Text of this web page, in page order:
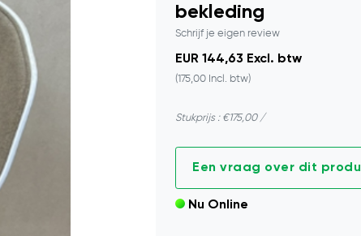
bekleding
Schrijf je eigen review
EUR 144,63 Excl. btw
(175,00 Incl. btw)
Stukprijs : €175,00 /
Een vraag over dit
Nu Online